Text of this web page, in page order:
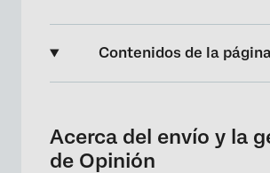
Contenidos de la
Envío de Opinión
Gestión de la Opinión
Acerca del envío y la
de Opinión